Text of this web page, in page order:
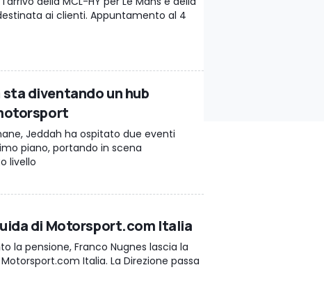
ai clienti. Appuntamento al 4
sta diventando un hub
Jeddah ha ospitato due eventi
piano, portando in scena
livello
di Motorsport.com Italia
la pensione, Franco Nugnes lascia la
Italia. La Direzione passa